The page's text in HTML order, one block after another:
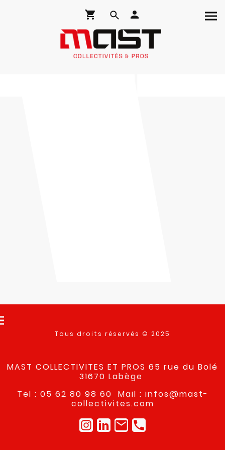
Tous droits réservés © 2025
MAST COLLECTIVITES ET PROS 65 rue du Bolé
31670 Labège
Tel : 05 62 80 98 60 Mail : infos@mast-
collectivites.com